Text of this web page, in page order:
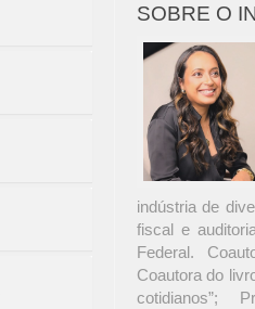
SOBRE O
indústria de
fiscal e
Federal.
Coautora do
cotidianos”;